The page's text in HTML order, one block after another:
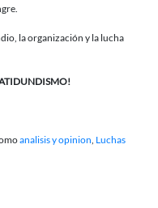
la organización y la lucha
analisis y opinion Luchas